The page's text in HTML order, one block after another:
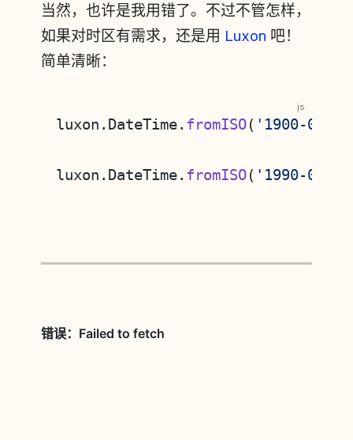
当然，也许是我用错了。不过不管怎样，
如果对时区有需求，还是用 Luxon 吧！
简单清晰：
js
luxon.DateTime. fromISO( '1900-01-
luxon.DateTime. fromISO( '1990-01-